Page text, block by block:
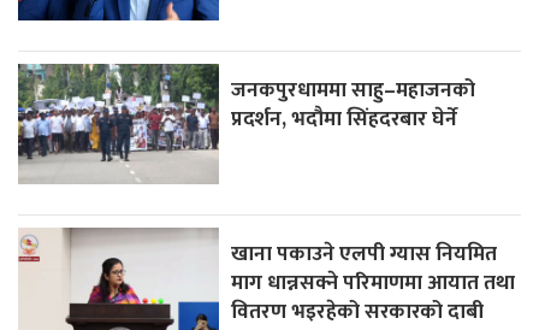
जनकपुरधाममा साहु–महाजनको
प्रदर्शन, भदौमा सिंहदरबार घेर्ने
खाना पकाउने एलपी ग्यास नियमित
माग धान्नसक्ने परिमाणमा आयात तथा
वितरण भइरहेको सरकारको दाबी